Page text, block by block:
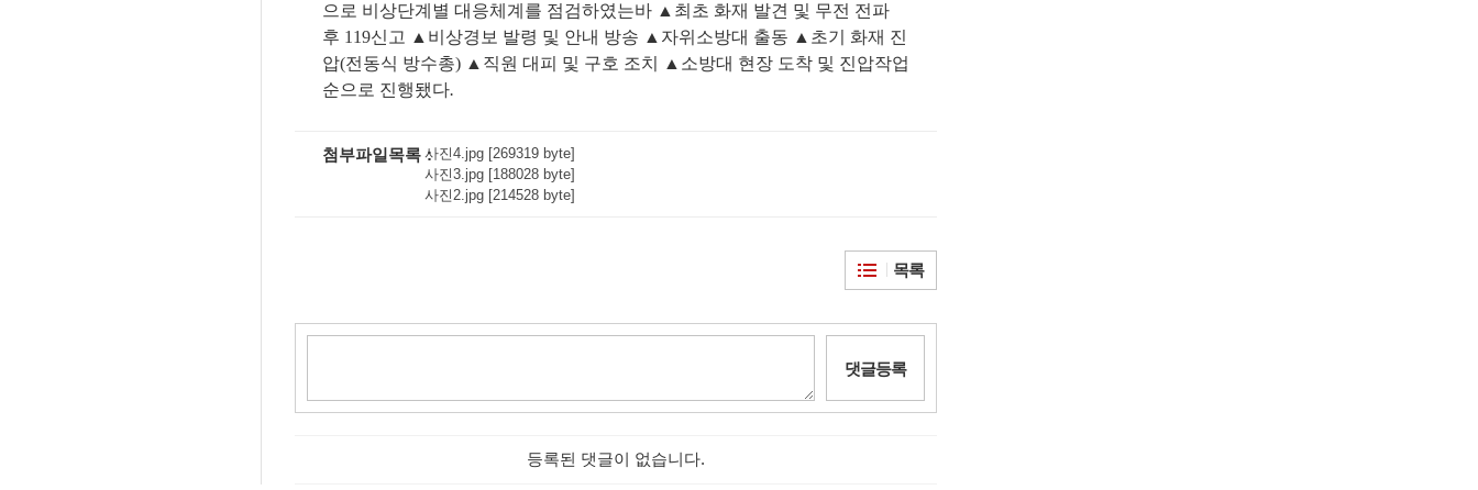
으로 비상단계별 대응체계를 점검하였는바 ▲ 최초 화재 발견 및 무전 전파
후 119신고 ▲ 비상경보 발령 및 안내 방송 ▲ 자위소방대 출동 ▲ 초기 화재 진
압(전동식 방수총) ▲ 직원 대피 및 구호 조치 ▲ 소방대 현장 도착 및 진압작업
순으로 진행됐다.
첨부파일목록 사진4.jpg [269319 byte]
사진3.jpg [188028 byte]
사진2.jpg [214528 byte]
목록
댓글등록
등록된 댓글이 없습니다.